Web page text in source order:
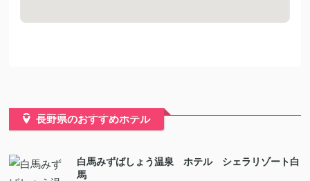
長野県のおすすめホテル
白馬みずばしょう温泉 ホテル シェラリゾート白
馬